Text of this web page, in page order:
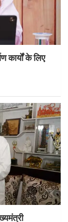
कार्यों के लिए